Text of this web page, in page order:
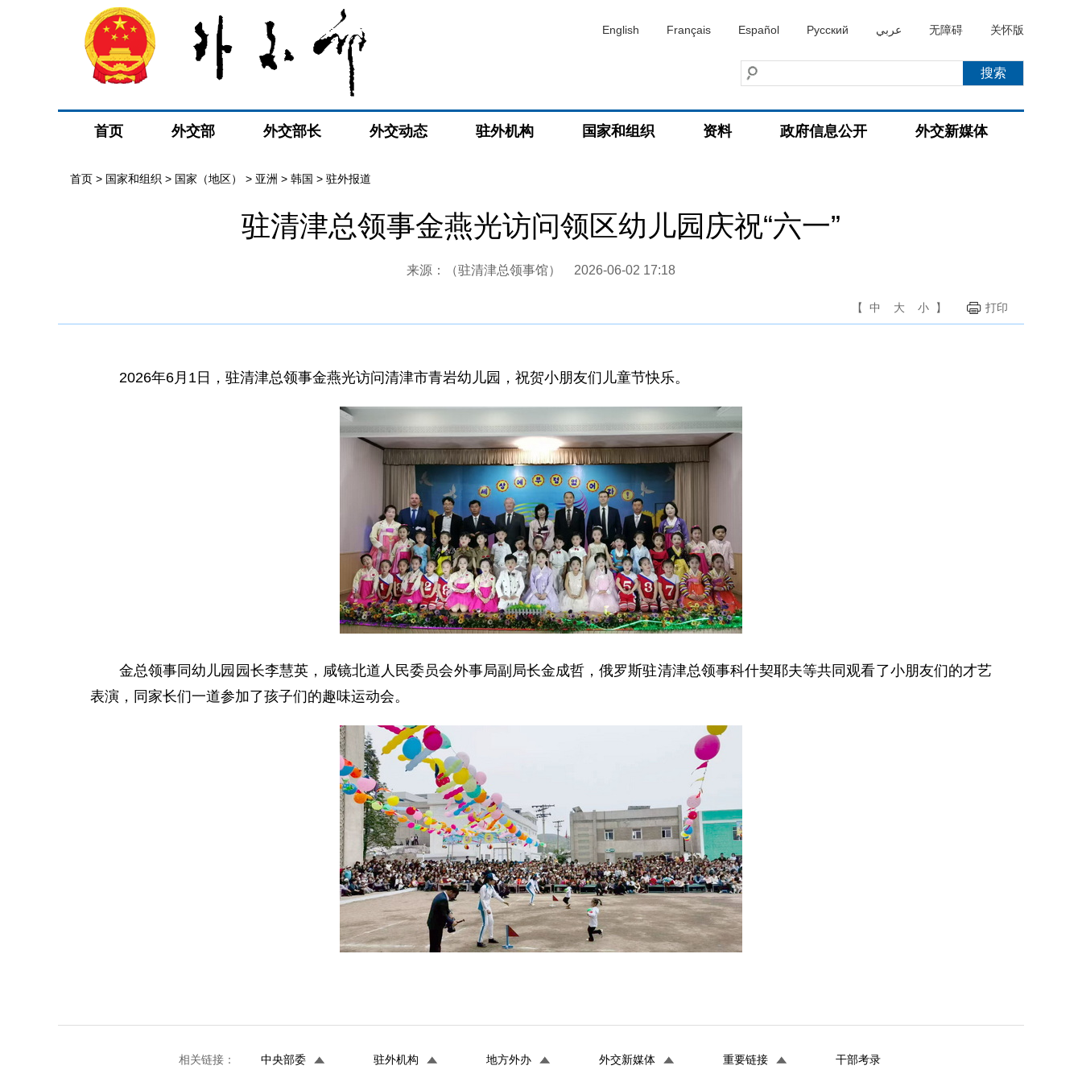
English Français Español Русский عربي 无障碍 关怀版
首页 外交部 外交部长 外交动态 驻外机构 国家和组织 资料 政府信息公开 外交新媒体
首页 > 国家和组织 > 国家（地区） > 亚洲 > 韩国 > 驻外报道
驻清津总领事金燕光访问领区幼儿园庆祝“六一”
来源：（驻清津总领事馆） 2026-06-02 17:18
【 中 大 小 】 打印
2026年6月1日，驻清津总领事金燕光访问清津市青岩幼儿园，祝贺小朋友们儿童节快乐。
金总领事同幼儿园园长李慧英，咸镜北道人民委员会外事局副局长金成哲，俄罗斯驻清津总领事科什契耶夫等共同观看了小朋友们的才艺
表演，同家长们一道参加了孩子们的趣味运动会。
相关链接： 中央部委 驻外机构 地方外办 外交新媒体 重要链接 干部考录